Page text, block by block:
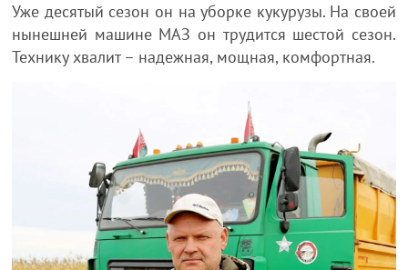
Уже десятый сезон он на уборке кукурузы. На своей
нынешней машине МАЗ он трудится шестой сезон.
Технику хвалит – надежная, мощная, комфортная.